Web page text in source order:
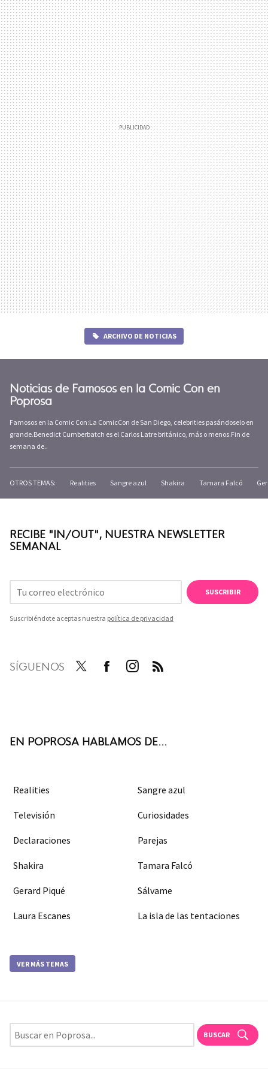
ARCHIVO DE NOTICIAS
Noticias de Famosos en la Comic Con en
Poprosa
Famosos en la Comic Con:La ComicCon de San Diego, celebrities pasándoselo en
grande.Benedict Cumberbatch es el Carlos Latre británico, más o menos.Fin de
semana de..
OTROS TEMAS: Realities Sangre azul Shakira Tamara Falcó
RECIBE "IN/OUT", NUESTRA NEWSLETTER
SEMANAL
SUSCRIBIR
Suscribiéndote aceptas nuestra política de privacidad
SÍGUENOS
EN POPROSA HABLAMOS DE...
Realities Sangre azul
Televisión Curiosidades
Declaraciones Parejas
Shakira Tamara Falcó
Gerard Piqué Sálvame
Laura Escanes La isla de las tentaciones
VER MÁS TEMAS
BUSCAR